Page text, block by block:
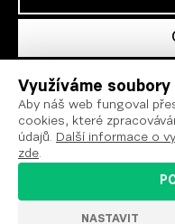
Sledujte nás
Každý den novinky na
Ke stažení
Využíváme
Aby náš web fungoval
cookies, které
údajů. Další informace o
zde.
NASTAVIT